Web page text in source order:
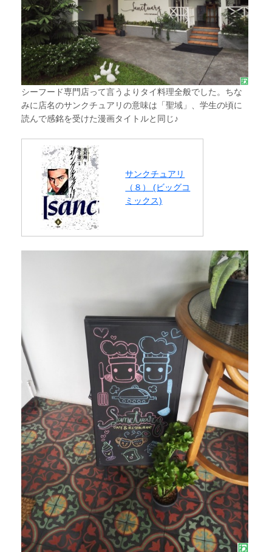
シーフード専門店って言うよりタイ料理全般でした。ちな
みに店名のサンクチュアリの意味は「聖域」、学生の頃に
読んで感銘を受けた漫画タイトルと同じ♪
サンクチュアリ
（８） (ビッグコ
ミックス)